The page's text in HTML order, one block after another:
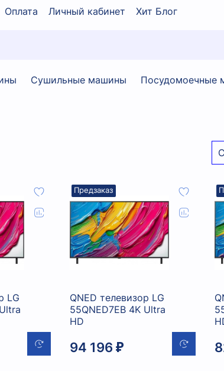
Оплата Личный кабинет Хит Блог
Сушильные машины Посудомоечные
LG
Предзаказ
QNED телевизор LG
55QNED7EB 4K Ultra
HD
94 196 ₽